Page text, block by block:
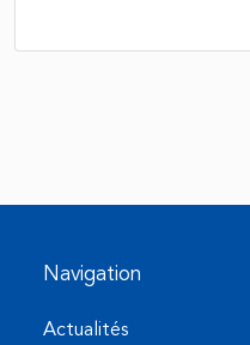
Navigation
Actualités